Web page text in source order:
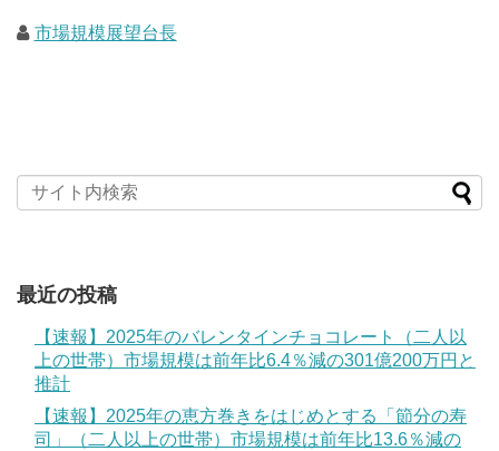
市場規模展望台長
最近の投稿
【速報】2025年のバレンタインチョコレート（二人以
上の世帯）市場規模は前年比6.4％減の301億200万円と
推計
【速報】2025年の恵方巻きをはじめとする「節分の寿
司」（二人以上の世帯）市場規模は前年比13.6％減の